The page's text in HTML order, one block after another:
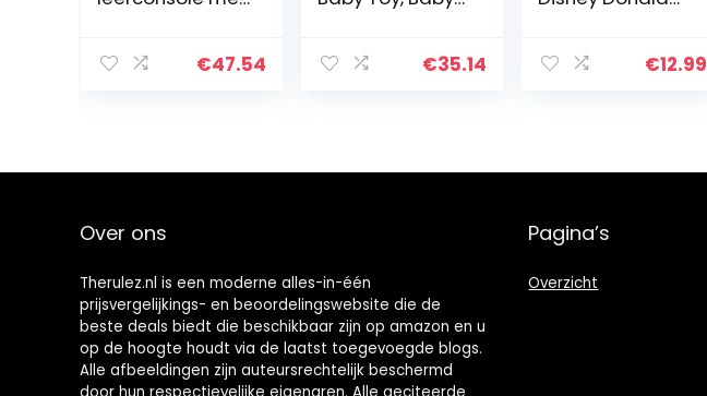
spelniveaus€47.54
& Crinkle
€35.14
Meisjes – Van 1
€12.99
Over ons
Therulez.nl is een moderne alles-in-één
prijsvergelijkings- en beoordelingswebsite die de
beste deals biedt die beschikbaar zijn op amazon en u
op de hoogte houdt via de laatst toegevoegde blogs.
Alle afbeeldingen zijn auteursrechtelijk beschermd
Pagina’s
Overzicht